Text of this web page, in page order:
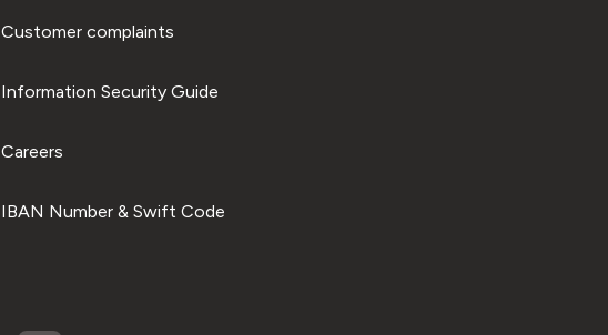
Customer complaints
Information Security Guide
Careers
IBAN Number & Swift Code